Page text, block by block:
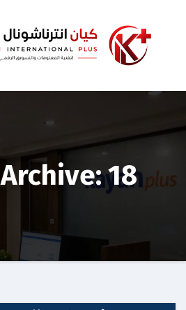
Archive: 18 مايو 2025